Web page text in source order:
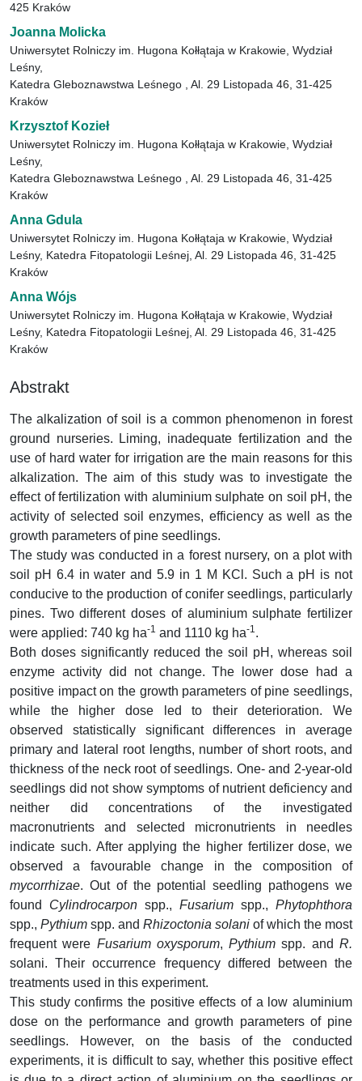
425 Kraków
Joanna Molicka
Uniwersytet Rolniczy im. Hugona Kołłątaja w Krakowie, Wydział
Leśny,
Katedra Gleboznawstwa Leśnego , Al. 29 Listopada 46, 31-425
Kraków
Krzysztof Kozieł
Uniwersytet Rolniczy im. Hugona Kołłątaja w Krakowie, Wydział
Leśny,
Katedra Gleboznawstwa Leśnego , Al. 29 Listopada 46, 31-425
Kraków
Anna Gdula
Uniwersytet Rolniczy im. Hugona Kołłątaja w Krakowie, Wydział
Leśny, Katedra Fitopatologii Leśnej, Al. 29 Listopada 46, 31-425
Kraków
Anna Wójs
Uniwersytet Rolniczy im. Hugona Kołłątaja w Krakowie, Wydział
Leśny, Katedra Fitopatologii Leśnej, Al. 29 Listopada 46, 31-425
Kraków
Abstrakt
The alkalization of soil is a common phenomenon in forest
ground nurseries. Liming, inadequate fertilization and the
use of hard water for irrigation are the main reasons for this
alkalization. The aim of this study was to investigate the
effect of fertilization with aluminium sulphate on soil pH, the
activity of selected soil enzymes, efficiency as well as the
growth parameters of pine seedlings.
The study was conducted in a forest nursery, on a plot with
soil pH 6.4 in water and 5.9 in 1 M KCl. Such a pH is not
conducive to the production of conifer seedlings, particularly
pines. Two different doses of aluminium sulphate fertilizer
were applied: 740 kg ha-1 and 1110 kg ha-1.
Both doses significantly reduced the soil pH, whereas soil
enzyme activity did not change. The lower dose had a
positive impact on the growth parameters of pine seedlings,
while the higher dose led to their deterioration. We
observed statistically significant differences in average
primary and lateral root lengths, number of short roots, and
thickness of the neck root of seedlings. One- and 2-year-old
seedlings did not show symptoms of nutrient deficiency and
neither did concentrations of the investigated
macronutrients and selected micronutrients in needles
indicate such. After applying the higher fertilizer dose, we
observed a favourable change in the composition of
mycorrhizae. Out of the potential seedling pathogens we
found Cylindrocarpon spp., Fusarium spp., Phytophthora
spp., Pythium spp. and Rhizoctonia solani of which the most
frequent were Fusarium oxysporum,Pythium spp. andR.
solani. Their occurrence frequency differed between the
treatments used in this experiment.
This study confirms the positive effects of a low aluminium
dose on the performance and growth parameters of pine
seedlings. However, on the basis of the conducted
experiments, it is difficult to say, whether this positive effect